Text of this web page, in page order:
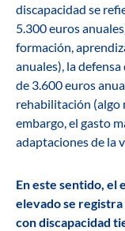
discapacidad se
5.300 euros
formación,
anuales), la
de 3.600 euros
rehabilitación (algo
embargo, el gasto
adaptaciones de la
En este sentido, el
elevado se
con discapacidad